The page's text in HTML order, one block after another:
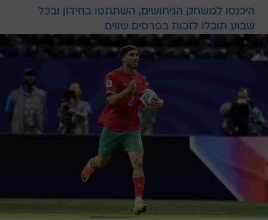
היכנסו למשחק הניחושים, השתתפו בחידון ובכל
שבוע תוכלו לזכות בפרסים שווים